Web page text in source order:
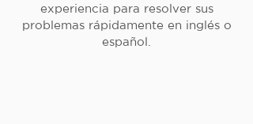
experiencia para resolver sus
problemas rápidamente en inglés o
español.